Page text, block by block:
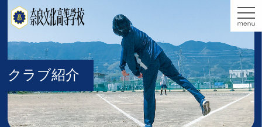
クラブ紹介